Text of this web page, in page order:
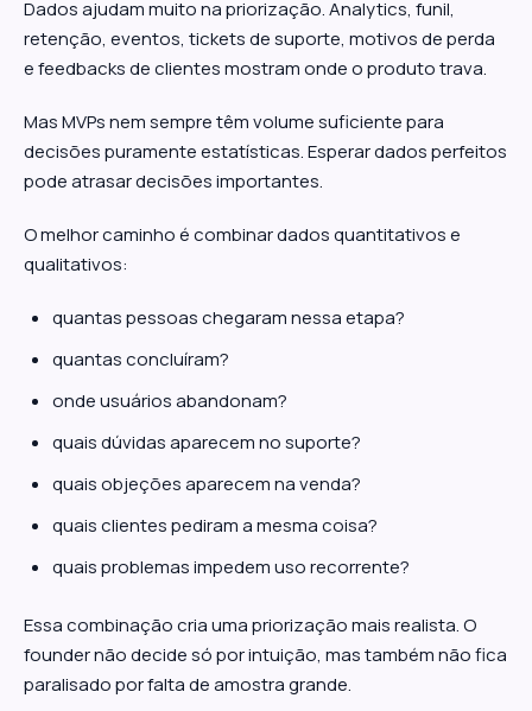
Dados ajudam muito na priorização. Analytics, funil,
retenção, eventos, tickets de suporte, motivos de perda
e feedbacks de clientes mostram onde o produto trava.
Mas MVPs nem sempre têm volume suficiente para
decisões puramente estatísticas. Esperar dados perfeitos
pode atrasar decisões importantes.
O melhor caminho é combinar dados quantitativos e
qualitativos:
quantas pessoas chegaram nessa etapa?
quantas concluíram?
onde usuários abandonam?
quais dúvidas aparecem no suporte?
quais objeções aparecem na venda?
quais clientes pediram a mesma coisa?
quais problemas impedem uso recorrente?
Essa combinação cria uma priorização mais realista. O
founder não decide só por intuição, mas também não fica
paralisado por falta de amostra grande.